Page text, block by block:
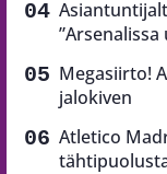
Megasiirto!
jalokiven
Atletico